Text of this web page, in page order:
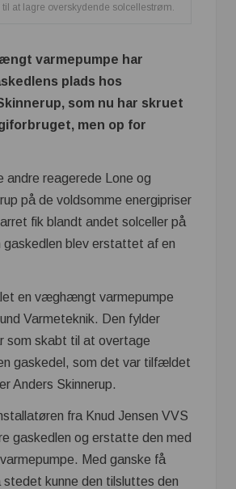
til at lagre overskydende solcellestrøm.
varmepumpe har
plads hos
som nu har skruet
men op for
andre reagerede Lone og
på de voldsomme energipriser
fik blandt andet solceller på
gaskedlen blev erstattet af en
en væghængt varmepumpe
Varmeteknik. Den fylder
som skabt til at overtage
gaskedel, som det var tilfældet
Anders Skinnerup.
fra Knud Jensen VVS
gaskedlen og erstatte den med
Med ganske få
stedet kunne den tilsluttes den